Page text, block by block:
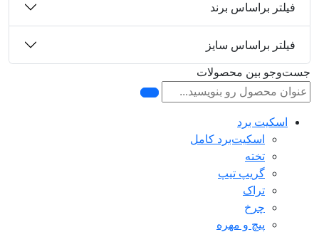
فیلتر براساس برند
فیلتر براساس سایز
جست‌وجو بین محصولات
اسکیت برد
اسکیت‌برد کامل
تخته
گریپ تیپ
تراک
چرخ
پیچ و مهره